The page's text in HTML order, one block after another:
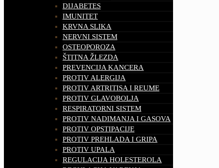
DIJABETES
IMUNITET
KRVNA SLIKA
NERVNI SISTEM
OSTEOPOROZA
ŠTITNA ŽLEZDA
PREVENCIJA KANCERA
PROTIV ALERGIJA
PROTIV ARTRITISA I REUME
PROTIV GLAVOBOLJA
RESPIRATORNI SISTEM
PROTIV NADIMANJA I GASOVA
PROTIV OPSTIPACIJE
PROTIV PREHLADA I GRIPA
PROTIV UPALA
REGULACIJA HOLESTEROLA